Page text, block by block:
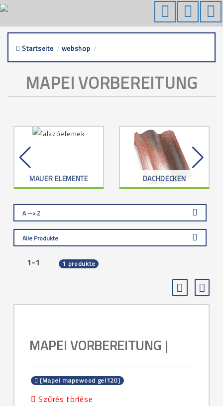
Startseite / webshop /
MAPEI VORBEREITUNG
MAUER ELEMENTE DACHDECKEN
A --> Z
Alle Produkte
1-1 1 produkte
MAPEI VORBEREITUNG |
[Mapei mapewood gel120]
Szűrés törlése